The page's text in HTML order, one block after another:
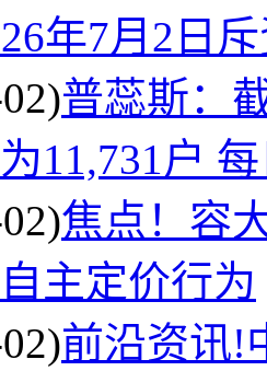
年7月2日
普蕊斯：
11,731户
焦点！容
主定价行为
前沿资讯!